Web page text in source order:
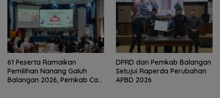
61 Peserta Ramaikan
Pemilihan Nanang Galuh
Balangan 2026, Pemkab Cari
DPRD dan Pemkab Balangan
Setujui Raperda Perubahan
APBD 2026